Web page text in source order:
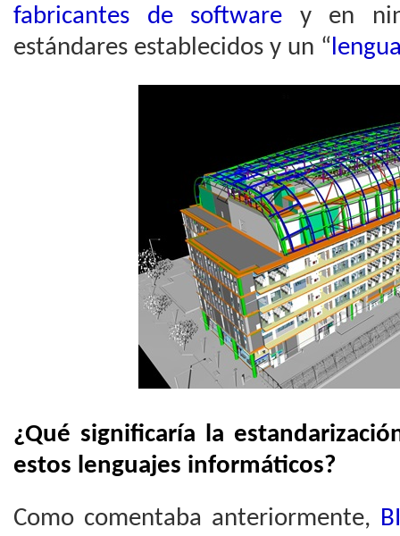
fabricantes de software y en
estándares establecidos y un “
¿Qué significaría la
estos lenguajes informáticos?
Como comentaba anteriormente,